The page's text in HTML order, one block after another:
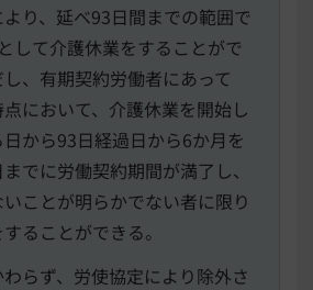
り、延べ93日間までの範囲で
して介護休業をすることがで
、有期契約労働者にあって
において、介護休業を開始し
から93日経過日から6か月を
でに労働契約期間が満了し、
ことが明らかでない者に限り
ることができる。
らず、労使協定により除外さ